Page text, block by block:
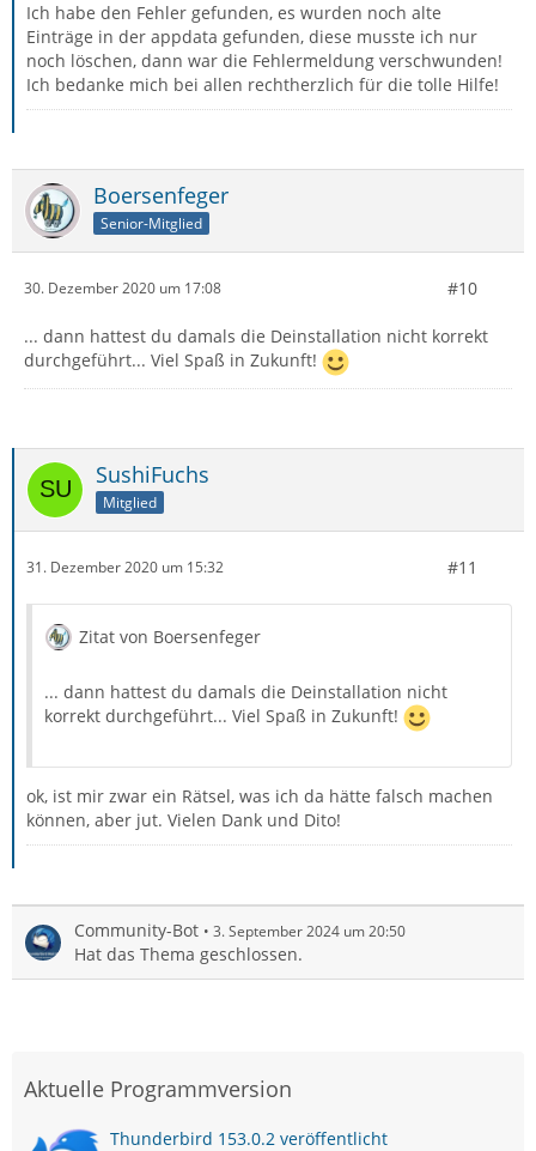
Ich habe den Fehler gefunden, es wurden noch alte
Einträge in der appdata gefunden, diese musste ich nur
noch löschen, dann war die Fehlermeldung verschwunden!
Ich bedanke mich bei allen rechtherzlich für die tolle Hilfe!
Boersenfeger
Senior-Mitglied
30. Dezember 2020 um 17:08 #10
... dann hattest du damals die Deinstallation nicht korrekt
durchgeführt... Viel Spaß in Zukunft!
SushiFuchs
Mitglied
31. Dezember 2020 um 15:32 #11
Zitat von Boersenfeger
... dann hattest du damals die Deinstallation nicht
korrekt durchgeführt... Viel Spaß in Zukunft!
ok, ist mir zwar ein Rätsel, was ich da hätte falsch machen
können, aber jut. Vielen Dank und Dito!
Community-Bot 3. September 2024 um 20:50
Hat das Thema geschlossen.
Aktuelle Programmversion
Thunderbird 153.0.2 veröffentlicht